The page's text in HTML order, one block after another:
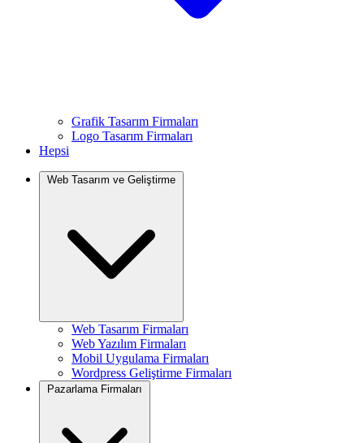
Grafik Tasarım Firmaları
Logo Tasarım Firmaları
Hepsi
Web Tasarım ve Geliştirme
Web Tasarım Firmaları
Web Yazılım Firmaları
Mobil Uygulama Firmaları
Wordpress Geliştirme Firmaları
Pazarlama Firmaları